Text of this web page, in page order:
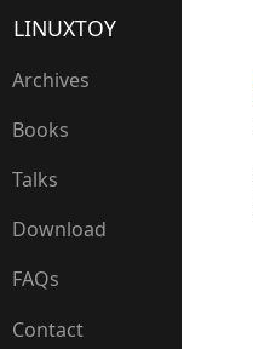
LINUXTOY
Archives
Books
Talks
Download
FAQs
Contact